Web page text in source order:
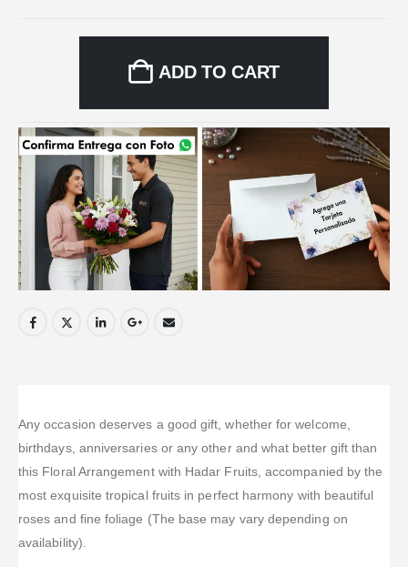
ADD TO CART
Any occasion deserves a good gift, whether for welcome,
birthdays, anniversaries or any other and what better gift than
this Floral Arrangement with Hadar Fruits, accompanied by the
most exquisite tropical fruits in perfect harmony with beautiful
roses and fine foliage (The base may vary depending on
availability).